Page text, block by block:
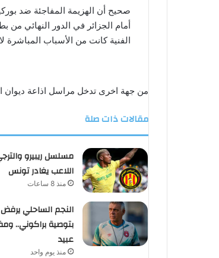
صحيح أن الهزيمة المفاجئة ضد
الفنية كانت من الأسباب المباشرة
من جهة اخرى تدخل مراسل اذاعة ديوان
مقالات ذات صلة
مسلسل ريبيرو
اللاعب يغادر تونس
منذ 8 ساعات
النجم الساحلي
بتوصية براكوني..
عبيد
منذ يوم واحد